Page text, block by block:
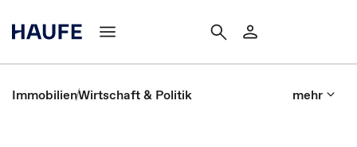
ImmobilienWirtschaft & Politik mehr